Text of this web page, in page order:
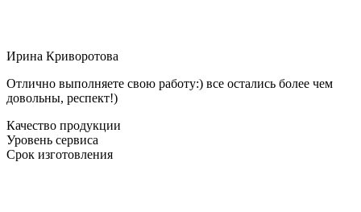
Ирина Криворотова
Отлично выполняете свою работу:) все остались более чем
довольны, респект!)
Качество продукции
Уровень сервиса
Срок изготовления